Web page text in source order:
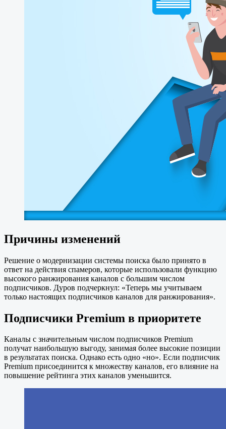
Причины изменений
Решение о модернизации системы поиска было принято в
ответ на действия спамеров, которые использовали функцию
высокого ранжирования каналов с большим числом
подписчиков. Дуров подчеркнул: «Теперь мы учитываем
только настоящих подписчиков каналов для ранжирования».
Подписчики Premium в приоритете
Каналы с значительным числом подписчиков Premium
получат наибольшую выгоду, занимая более высокие позиции
в результатах поиска. Однако есть одно «но». Если подписчик
Premium присоединится к множеству каналов, его влияние на
повышение рейтинга этих каналов уменьшится.